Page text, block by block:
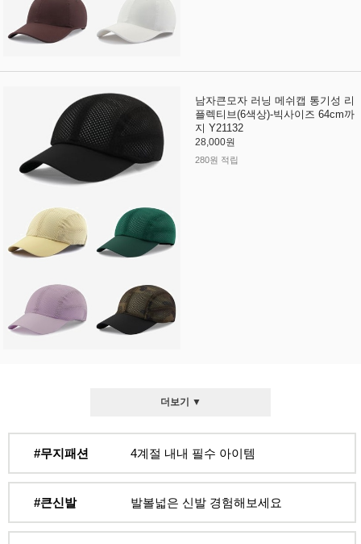
남자큰모자 러닝 메쉬캡 통기성 리
플렉티브(6색상)-빅사이즈 64cm까
지 Y21132
28,000원
280원 적립
더보기 ▼
#무지패션 4계절 내내 필수 아이템
#큰신발 발볼넓은 신발 경험해보세요